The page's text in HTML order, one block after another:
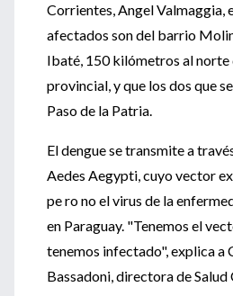
Corrientes, Angel Valmaggia,
afectados son del barrio
Ibaté, 150 kilómetros al norte
provincial, y que los dos que
Paso de la Patria.
El dengue se transmite a
Aedes Aegypti, cuyo vector
pe ro no el virus de la
en Paraguay. "Tenemos el
tenemos infectado", explica a
Bassadoni, directora de